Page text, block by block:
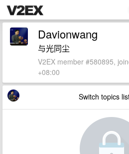
Davionwang
与光同尘
V2EX member #580895,
+08:00
Switch topics